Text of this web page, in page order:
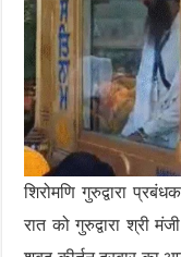
शिरोमणि गुरुद्वारा
रात को गुरुद्वारा श्री